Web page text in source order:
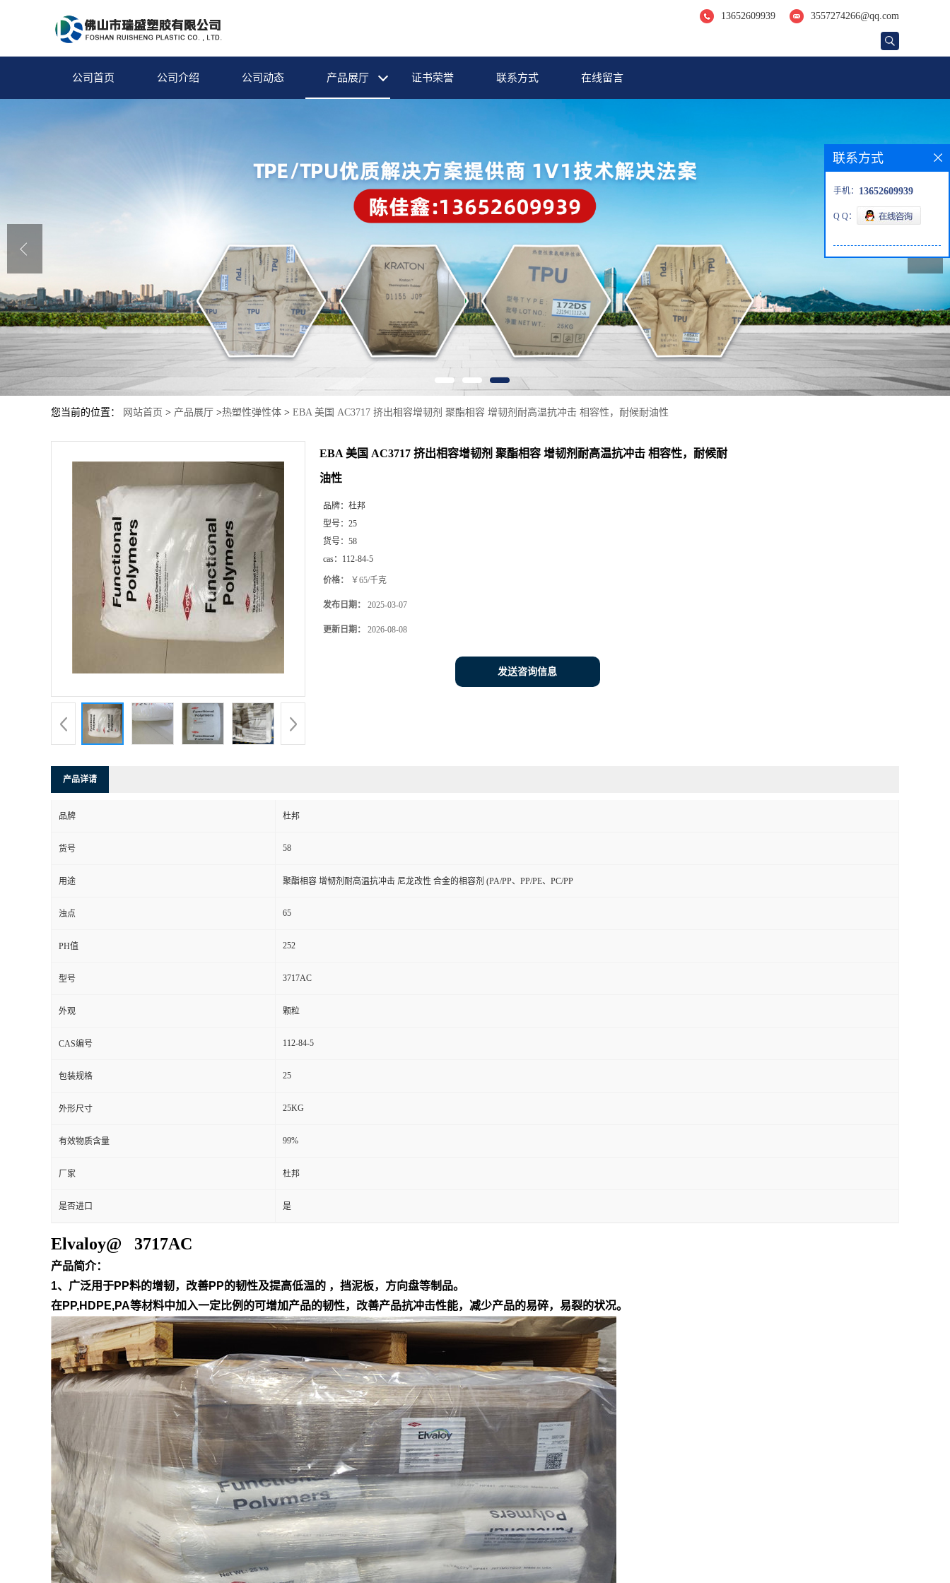
13652609939 3557274266@qq.com
公司首页 公司介绍 公司动态 产品展厅 证书荣誉 联系方式 在线留言
您当前的位置： 网站首页 > 产品展厅 >热塑性弹性体 > EBA 美国 AC3717 挤出相容增韧剂 聚酯相容 增韧剂耐高温抗冲击 相容性，耐候耐油性
EBA 美国 AC3717 挤出相容增韧剂 聚酯相容 增韧剂耐高温抗冲击 相容性，耐候耐
油性
品牌： 杜邦
型号： 25
货号： 58
cas： 112-84-5
价格： ￥65/千克
发布日期： 2025-03-07
更新日期： 2026-08-08
发送咨询信息
产品详请
品牌 杜邦
货号 58
用途 聚酯相容 增韧剂耐高温抗冲击 尼龙改性 合金的相容剂 (PA/PP、PP/PE、PC/PP
浊点 65
PH值 252
型号 3717AC
外观 颗粒
CAS编号 112-84-5
包装规格 25
外形尺寸 25KG
有效物质含量 99%
厂家 杜邦
是否进口 是
Elvaloy@ 3717AC
产品简介：
1、广泛用于PP料的增韧，改善PP的韧性及提高低温的 ，挡泥板，方向盘等制品。
在PP,HDPE,PA等材料中加入一定比例的可增加产品的韧性，改善产品抗冲击性能，减少产品的易碎，易裂的状况。
联系方式
手机： 13652609939
Q Q：